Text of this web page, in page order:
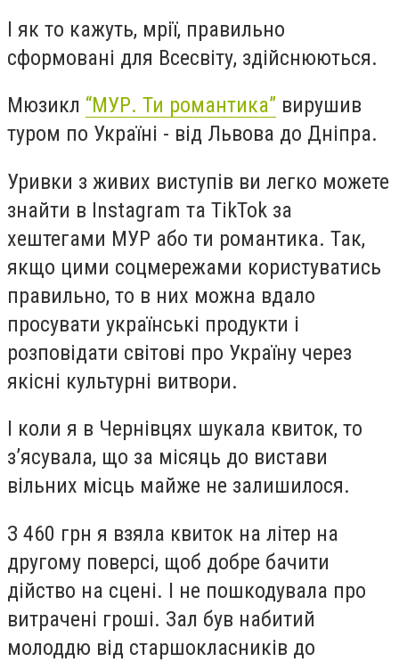
І як то кажуть, мрії, правильно
сформовані для Всесвіту, здійснюються.
Мюзикл “МУР. Ти романтика” вирушив
туром по Україні - від Львова до Дніпра.
Уривки з живих виступів ви легко можете
знайти в Instagram та TikTok за
хештегами МУР або ти романтика. Так,
якщо цими соцмережами користуватись
правильно, то в них можна вдало
просувати українські продукти і
розповідати світові про Україну через
якісні культурні витвори.
І коли я в Чернівцях шукала квиток, то
зʼясувала, що за місяць до вистави
вільних місць майже не залишилося.
З 460 грн я взяла квиток на літер на
другому поверсі, щоб добре бачити
дійство на сцені. І не пошкодувала про
витрачені гроші. Зал був набитий
молоддю від старшокласників до